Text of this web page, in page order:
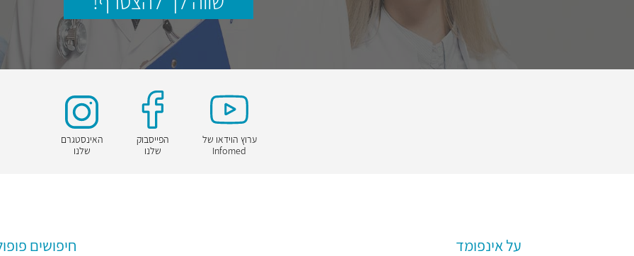
ערוץ הוידאו של
Infomed
הפייסבוק
שלנו
האינסטגרם
שלנו
על אינפומד חיפושים